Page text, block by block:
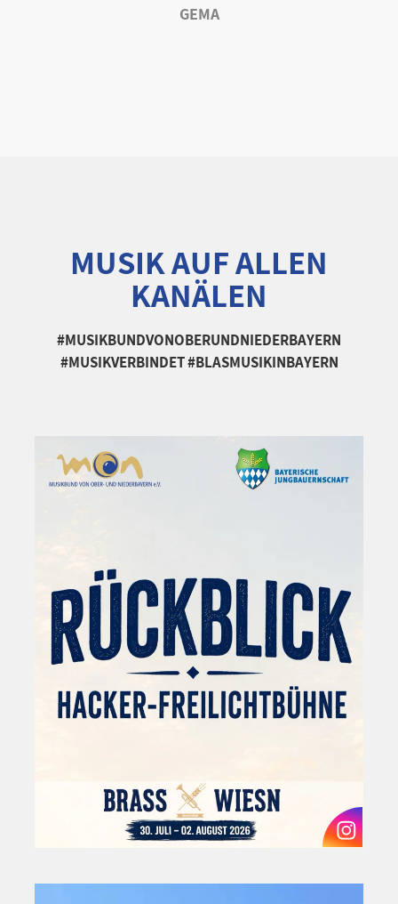
GEMA
MUSIK AUF ALLEN
KANÄLEN
#MUSIKBUNDVONOBERUNDNIEDERBAYERN
#MUSIKVERBINDET #BLASMUSIKINBAYERN